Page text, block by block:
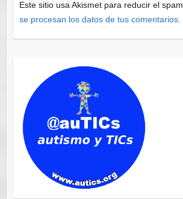
Este sitio usa Akismet para reducir el spam.
se procesan los datos de tus comentarios.